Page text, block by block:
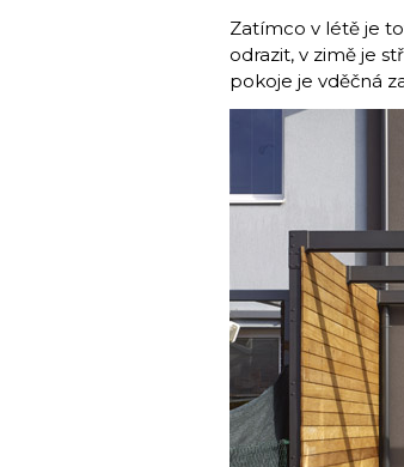
Zatímco v létě je
odrazit, v zimě je
pokoje je vděčná